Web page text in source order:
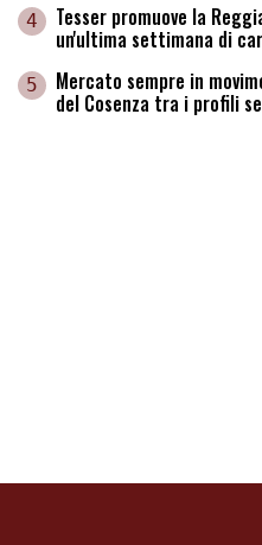
4 Tesser promuove la
un'ultima settimana di
5 Mercato sempre in
del Cosenza tra i profili